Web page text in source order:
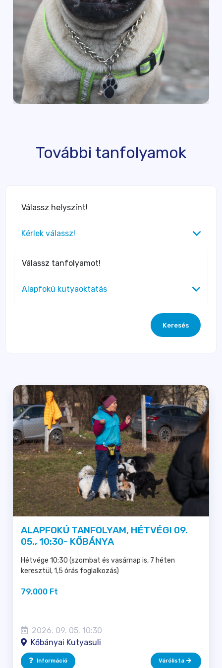
További tanfolyamok
Válassz helyszínt!
Kérlek válassz!
Válassz tanfolyamot!
Alapfokú kutyaoktatás
Keresés
ALAPFOKÚ TANFOLYAM, HÉTVÉGI 09.
05., 10:30- KŐBÁNYA
Hétvége 10:30 (szombat és vasárnap is, 7 héten
keresztül, 1,5 órás foglalkozás)
79.000 Ft
2026. 09. 05. 10:30
Kőbányai Kutyasuli
Információ Várólista